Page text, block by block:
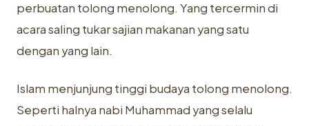
perbuatan tolong menolong. Yang tercermin di
acara saling tukar sajian makanan yang satu
dengan yang lain.
Islam menjunjung tinggi budaya tolong menolong.
Seperti halnya nabi Muhammad yang selalu